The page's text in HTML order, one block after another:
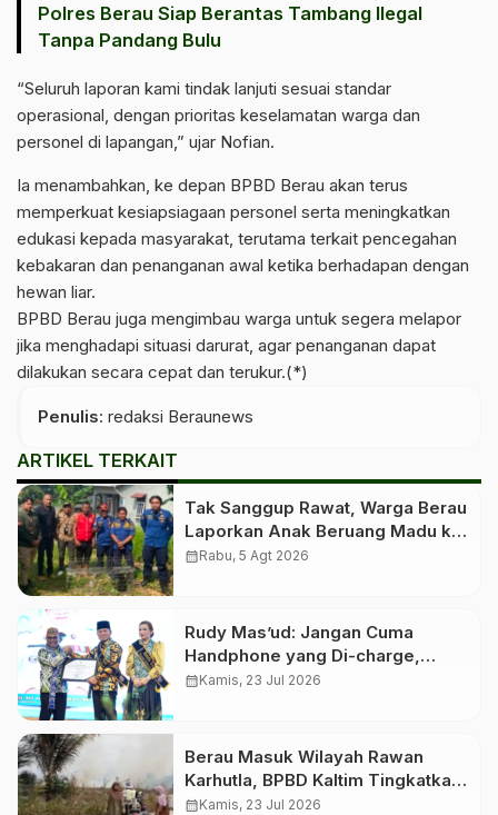
Polres Berau Siap Berantas Tambang Ilegal
Tanpa Pandang Bulu
“Seluruh laporan kami tindak lanjuti sesuai standar
operasional, dengan prioritas keselamatan warga dan
personel di lapangan,” ujar Nofian.
Ia menambahkan, ke depan BPBD Berau akan terus
memperkuat kesiapsiagaan personel serta meningkatkan
edukasi kepada masyarakat, terutama terkait pencegahan
kebakaran dan penanganan awal ketika berhadapan dengan
hewan liar.
BPBD Berau juga mengimbau warga untuk segera melapor
jika menghadapi situasi darurat, agar penanganan dapat
dilakukan secara cepat dan terukur.(*)
Penulis: redaksi Beraunews
ARTIKEL TERKAIT
Tak Sanggup Rawat, Warga Berau
Laporkan Anak Beruang Madu ke
Petugas
calendar_monthRabu, 5 Agt 2026
Rudy Mas’ud: Jangan Cuma
Handphone yang Di-charge,
Keluarga Juga Wajib Di-charge
calendar_monthKamis, 23 Jul 2026
Berau Masuk Wilayah Rawan
Karhutla, BPBD Kaltim Tingkatkan
Kewaspadaan Jelang Puncak
calendar_monthKamis, 23 Jul 2026